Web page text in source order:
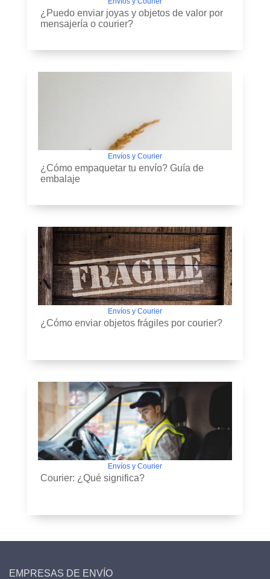
¿Puedo enviar joyas y objetos de valor por
mensajería o courier?
Envíos y Courier
¿Cómo empaquetar tu envío? Guía de
embalaje
Envíos y Courier
¿Cómo enviar objetos frágiles por courier?
Envíos y Courier
Courier: ¿Qué significa?
EMPRESAS DE ENVÍO